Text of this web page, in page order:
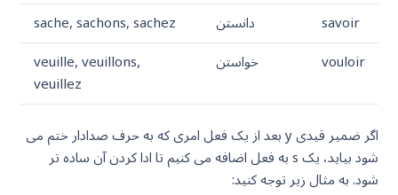
savoir
دانستن
sache, sachons, sachez
vouloir
خواستن veuille, veuillons,
veuillez
اگر ضمیر قیدی y بعد از یک فعل امری که به حرف صدادار ختم می
شود بیاید، یک s به فعل اضافه می کنیم تا ادا کردن آن ساده تر
شود. به مثال زیر توجه کنید: